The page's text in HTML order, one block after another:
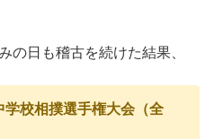
の日も稽古を続けた結果、
学校相撲選手権大会（全